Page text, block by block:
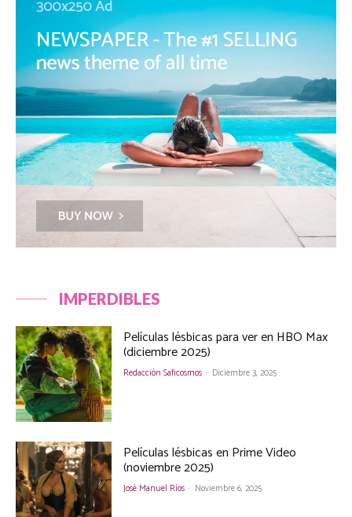
IMPERDIBLES
Películas lésbicas para ver en HBO Max
(diciembre 2025)
Redacción Saficosmos - Diciembre 3, 2025
Películas lésbicas en Prime Video
(noviembre 2025)
José Manuel Ríos - Noviembre 6, 2025